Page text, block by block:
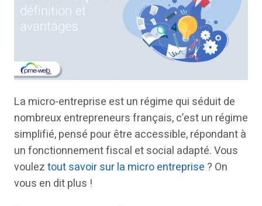
La micro-entreprise est un régime qui séduit de
nombreux entrepreneurs français, c’est un régime
simplifié, pensé pour être accessible, répondant à
un fonctionnement fiscal et social adapté. Vous
vouleztout savoir sur la micro entreprise ? On
vous en dit plus !